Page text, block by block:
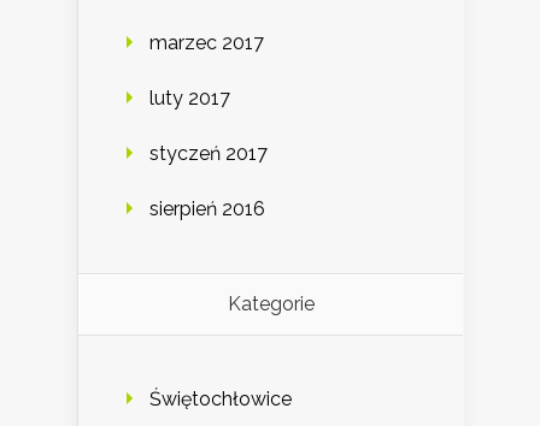
marzec 2017
luty 2017
styczeń 2017
sierpień 2016
Kategorie
Świętochłowice